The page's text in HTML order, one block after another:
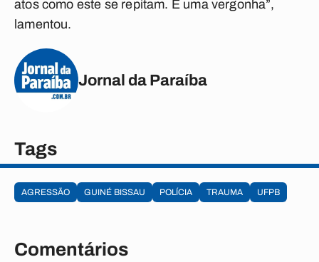
atos como este se repitam. É uma vergonha”,
lamentou.
Jornal da Paraíba
Tags
AGRESSÃO GUINÉ BISSAU POLÍCIA TRAUMA UFPB
Comentários